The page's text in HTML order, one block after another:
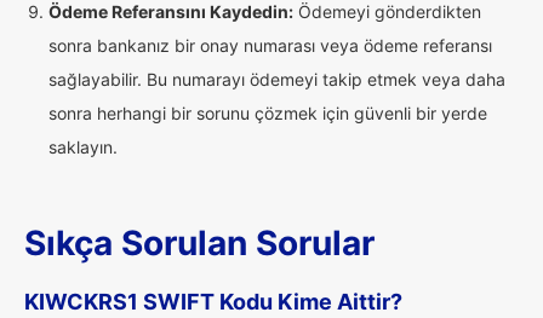
Ödeme Referansını Kaydedin: Ödemeyi gönderdikten
sonra bankanız bir onay numarası veya ödeme referansı
sağlayabilir. Bu numarayı ödemeyi takip etmek veya daha
sonra herhangi bir sorunu çözmek için güvenli bir yerde
saklayın.
Sıkça Sorulan Sorular
KIWCKRS1 SWIFT Kodu Kime Aittir?